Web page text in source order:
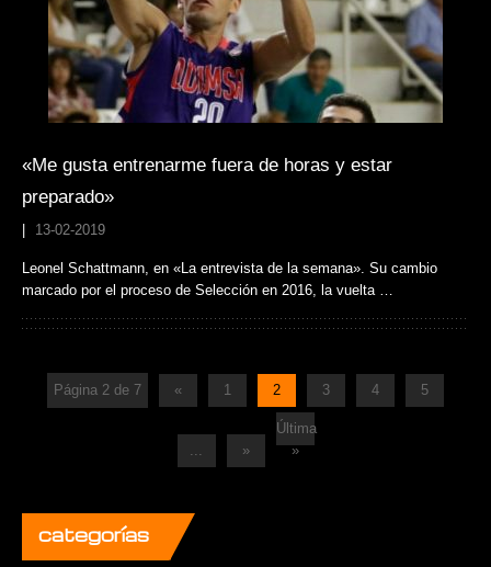
«Me gusta entrenarme fuera de horas y estar
preparado»
13-02-2019
Leonel Schattmann, en «La entrevista de la semana». Su cambio
marcado por el proceso de Selección en 2016, la vuelta …
Página 2 de 7 « 1 2 3 4 5
... »
Última
»
categorías